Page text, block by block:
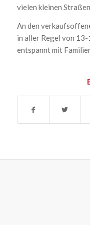
vielen kleinen
An den
in aller Regel von 13-
entspannt mit